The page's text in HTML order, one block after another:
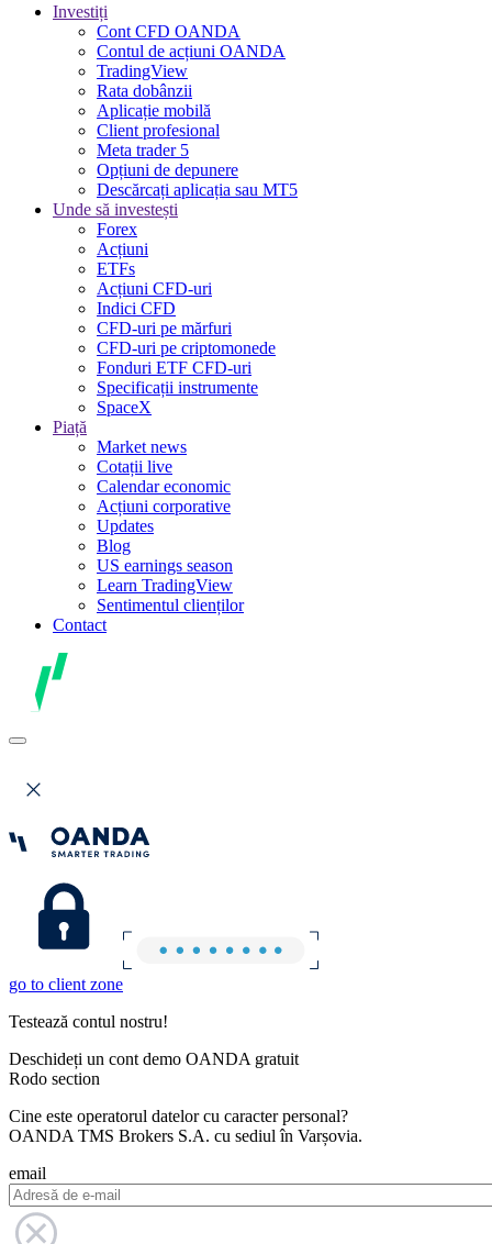
Investiți
Cont CFD OANDA
Contul de acțiuni OANDA
TradingView
Rata dobânzii
Aplicație mobilă
Client profesional
Meta trader 5
Opțiuni de depunere
Descărcați aplicația sau MT5
Unde să investești
Forex
Acțiuni
ETFs
Acțiuni CFD-uri
Indici CFD
CFD-uri pe mărfuri
CFD-uri pe criptomonede
Fonduri ETF CFD-uri
Specificații instrumente
SpaceX
Piață
Market news
Cotații live
Calendar economic
Acțiuni corporative
Updates
Blog
US earnings season
Learn TradingView
Sentimentul clienților
Contact
go to client zone
Testează contul nostru!
Deschideți un cont demo OANDA gratuit
Rodo section
Cine este operatorul datelor cu caracter personal?
OANDA TMS Brokers S.A. cu sediul în Varșovia.
email